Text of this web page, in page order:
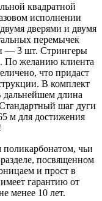
квадратной
исполнении
дверями и двумя
перемычек
— 3 шт. Стрингеры
По желанию клиента
что придаст
В комплект
дальнейшем длина
шаг дуги
м для достижения
чьи
посвященном
и прост в
гарантию от
менее 10 лет.